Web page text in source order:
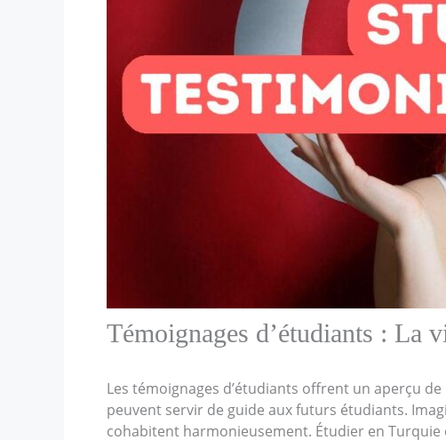
Témoignages d’étudiants : La
Les témoignages d’étudiants offrent un aperçu
peuvent servir de guide aux futurs étudiants.
cohabitent harmonieusement. Étudier en